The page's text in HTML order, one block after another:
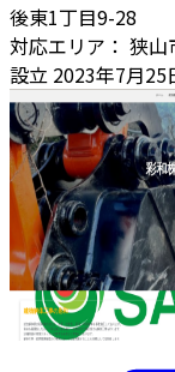
後東1丁目9-28
対応エリア： 狭山
設立 2023年7月25